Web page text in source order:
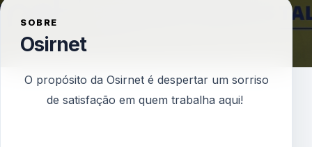
SOBRE
Osirnet
O propósito da Osirnet é despertar um sorriso
de satisfação em quem trabalha aqui!